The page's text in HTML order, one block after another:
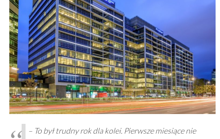
– To był trudny rok dla kolei. Pierwsze miesiące nie